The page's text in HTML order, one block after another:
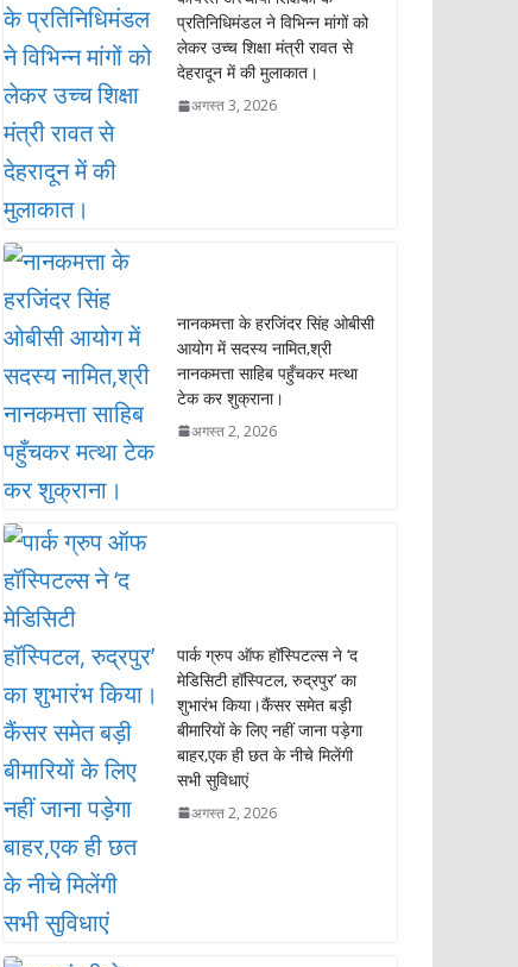
प्रतिनिधिमंडल ने विभिन्न मांगों को
लेकर उच्च शिक्षा मंत्री रावत से
देहरादून में की मुलाकात।
अगस्त 3, 2026
नानकमत्ता के हरजिंदर सिंह ओबीसी
आयोग में सदस्य नामित,श्री
नानकमत्ता साहिब पहुँचकर मत्था
टेक कर शुक्राना।
अगस्त 2, 2026
पार्क ग्रुप ऑफ हॉस्पिटल्स ने ‘द
मेडिसिटी हॉस्पिटल, रुद्रपुर’ का
शुभारंभ किया।कैंसर समेत बड़ी
बीमारियों के लिए नहीं जाना पड़ेगा
बाहर,एक ही छत के नीचे मिलेंगी
सभी सुविधाएं
अगस्त 2, 2026